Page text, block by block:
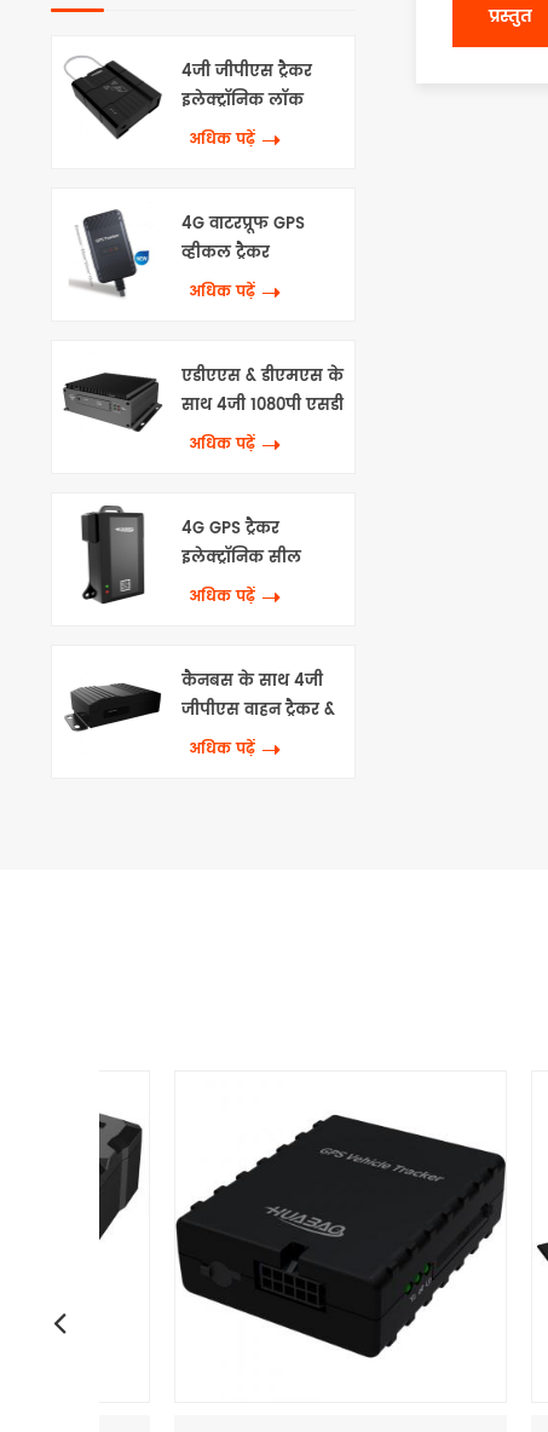
4जी जीपीएस ट्रैकर
इलेक्ट्रॉनिक लॉक
अधिक पढ़ें
4G वाटरप्रूफ GPS
व्हीकल ट्रैकर
अधिक पढ़ें
एडीएएस & डीएमएस के
साथ 4जी 1080पी एसडी
एमडीवीआर
अधिक पढ़ें
4G GPS ट्रैकर
इलेक्ट्रॉनिक सील
अधिक पढ़ें
कैनबस के साथ 4जी
जीपीएस वाहन ट्रैकर &
वाईफाई
अधिक पढ़ें